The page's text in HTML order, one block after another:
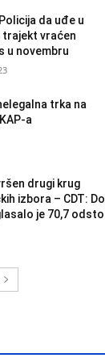
da uđe u
trajekt vraćen
u novembru
trka na
a
drugi krug
izbora – CDT: Do
je 70,7 odsto